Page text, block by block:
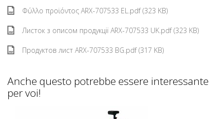
Φύλλο προϊόντος ARX-707533 EL.pdf (323 KB)
Листок з описом продукції ARX-707533 UK.pdf (323 KB)
Продуктов лист ARX-707533 BG.pdf (317 KB)
Anche questo potrebbe essere interessante
per voi!